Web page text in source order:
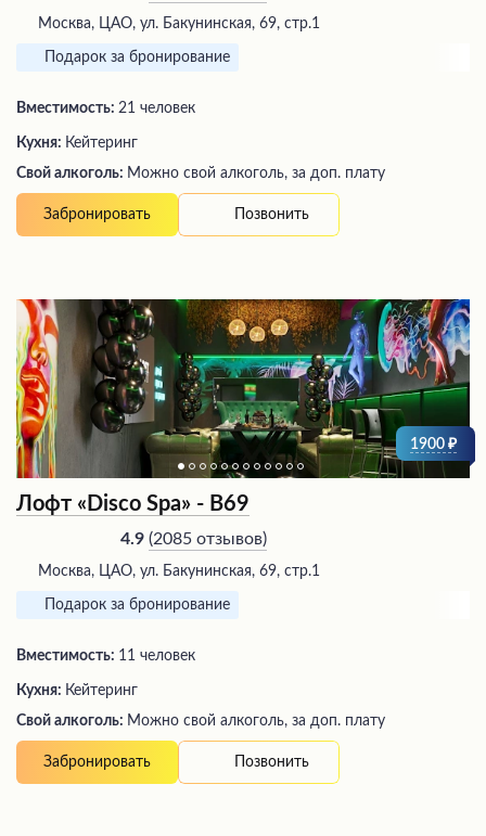
Москва, ЦАО, ул. Бакунинская, 69, стр.1
Подарок за бронирование
Вместимость: 21 человек
Кухня: Кейтеринг
Свой алкоголь: Можно свой алкоголь, за доп. плату
Забронировать Позвонить
1900
Лофт «Disco Spa» - В69
4.9 (2085 отзывов)
Москва, ЦАО, ул. Бакунинская, 69, стр.1
Подарок за бронирование
Вместимость: 11 человек
Кухня: Кейтеринг
Свой алкоголь: Можно свой алкоголь, за доп. плату
Забронировать Позвонить